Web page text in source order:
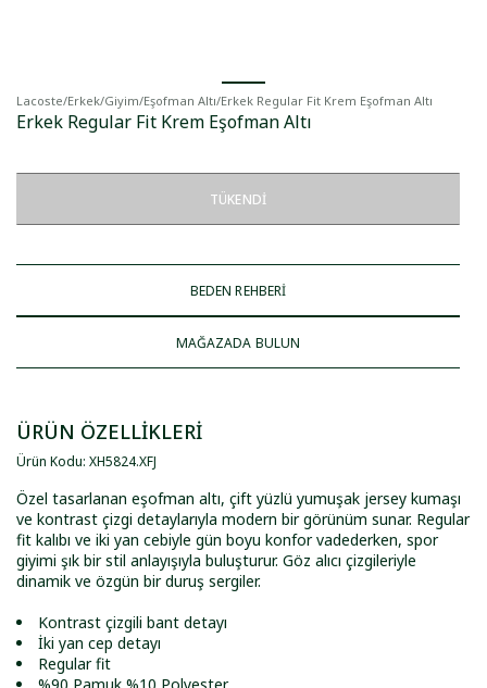
Lacoste/Erkek/Giyim/Eşofman Altı/Erkek Regular Fit Krem Eşofman Altı
Erkek Regular Fit Krem Eşofman Altı
TÜKENDI
BEDEN REHBERİ
MAĞAZADA BULUN
ÜRÜN ÖZELLİKLERİ
Ürün Kodu: XH5824.XFJ
Özel tasarlanan eşofman altı, çift yüzlü yumuşak jersey kumaşı
ve kontrast çizgi detaylarıyla modern bir görünüm sunar. Regular
fit kalıbı ve iki yan cebiyle gün boyu konfor vadederken, spor
giyimi şık bir stil anlayışıyla buluşturur. Göz alıcı çizgileriyle
dinamik ve özgün bir duruş sergiler.
Kontrast çizgili bant detayı
İki yan cep detayı
Regular fit